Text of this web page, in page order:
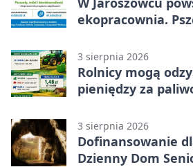
ekopracownia.
3 sierpnia 2026
Rolnicy mogą
pieniędzy za
3 sierpnia 2026
Dofinansowanie
Dzienny Dom